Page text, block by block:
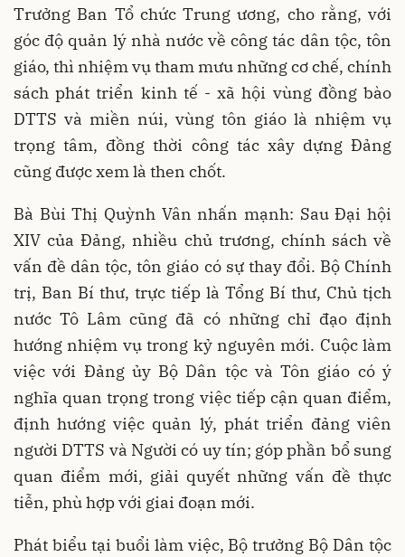
Trưởng Ban Tổ chức Trung ương, cho rằng, với
góc độ quản lý nhà nước về công tác dân tộc, tôn
giáo, thì nhiệm vụ tham mưu những cơ chế, chính
sách phát triển kinh tế - xã hội vùng đồng bào
DTTS và miền núi, vùng tôn giáo là nhiệm vụ
trọng tâm, đồng thời công tác xây dựng Đảng
cũng được xem là then chốt.
Bà Bùi Thị Quỳnh Vân nhấn mạnh: Sau Đại hội
XIV của Đảng, nhiều chủ trương, chính sách về
vấn đề dân tộc, tôn giáo có sự thay đổi. Bộ Chính
trị, Ban Bí thư, trực tiếp là Tổng Bí thư, Chủ tịch
nước Tô Lâm cũng đã có những chỉ đạo định
hướng nhiệm vụ trong kỷ nguyên mới. Cuộc làm
việc với Đảng ủy Bộ Dân tộc và Tôn giáo có ý
nghĩa quan trọng trong việc tiếp cận quan điểm,
định hướng việc quản lý, phát triển đảng viên
người DTTS và Người có uy tín; góp phần bổ sung
quan điểm mới, giải quyết những vấn đề thực
tiễn, phù hợp với giai đoạn mới.
Phát biểu tại buổi làm việc, Bộ trưởng Bộ Dân tộc